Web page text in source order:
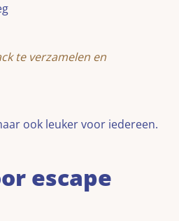
te verzamelen en
ook leuker voor iedereen.
escape